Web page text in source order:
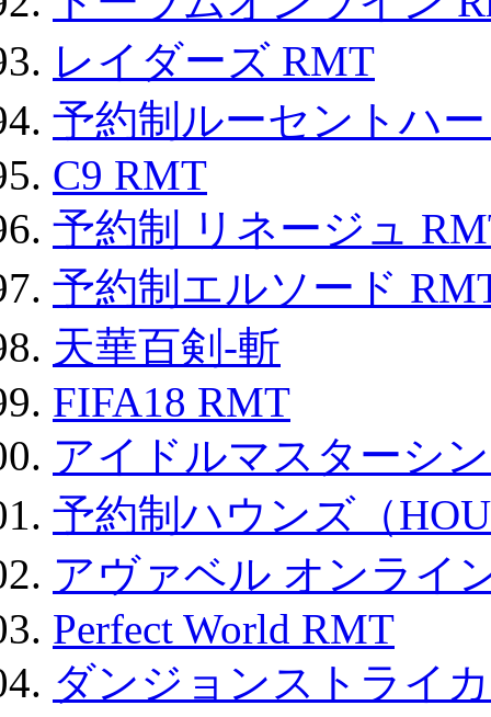
レイダーズ RMT
予約制ルーセントハ
C9 RMT
予約制 リネージュ
予約制エルソード
天華百剣-斬
FIFA18 RMT
アイドルマスターシ
予約制ハウンズ（
アヴァベル オンライ
Perfect World RMT
ダンジョンストライ